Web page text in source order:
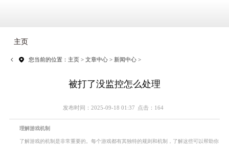
主页
您当前的位置： 主页> 文章中心> 新闻中心>
被打了没监控怎么处理
发布时间：2025-09-18 01:37 点击：164
理解游戏机制
了解游戏的机制是非常重要的。每个游戏都有其独特的规则和机制，了解这些可以帮助你